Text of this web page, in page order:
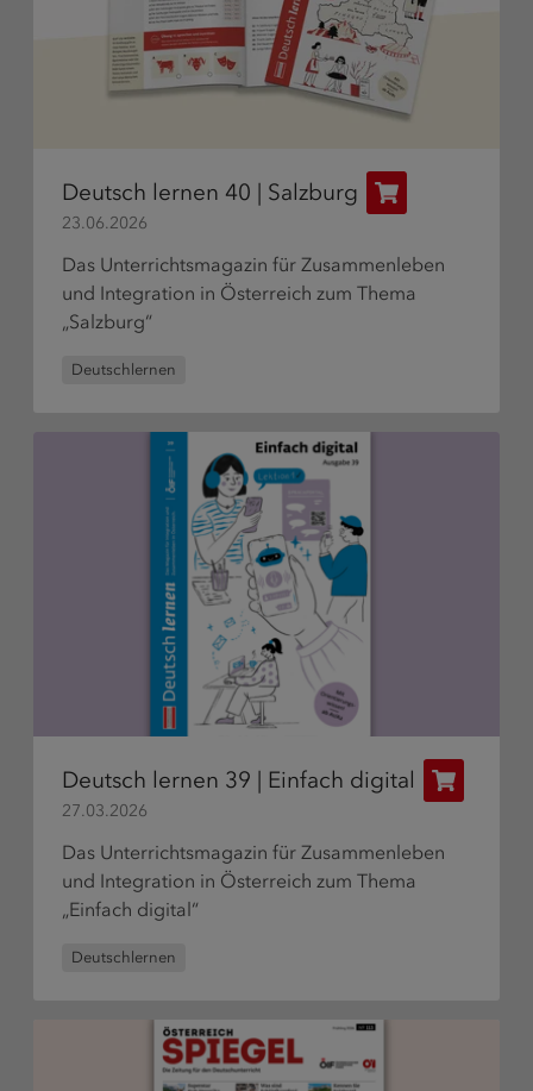
Deutsch lernen 40 | Salzburg
23.06.2026
Publikation
Das Unterrichtsmagazin für Zusammenleben
und Integration in Österreich zum Thema
„Salzburg“
Deutschlernen
Deutsch lernen 39 | Einfach digital
27.03.2026
Das Unterrichtsmagazin für Zusammenleben
und Integration in Österreich zum Thema
„Einfach digital“
Deutschlernen